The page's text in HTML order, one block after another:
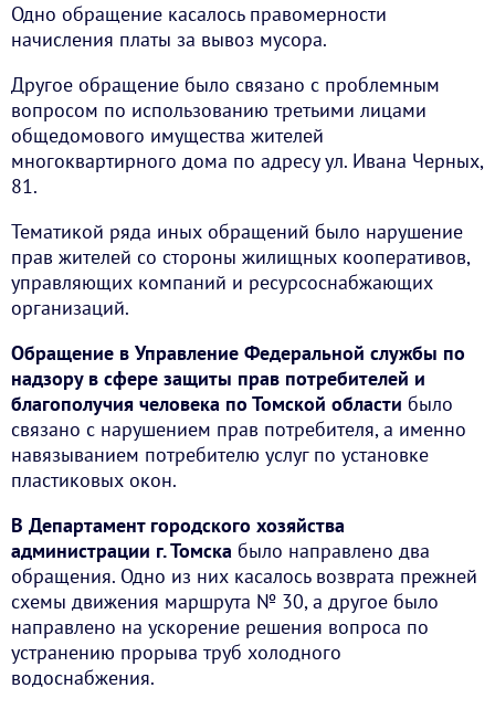
Одно обращение касалось правомерности
начисления платы за вывоз мусора.
Другое обращение было связано с проблемным
вопросом по использованию третьими лицами
общедомового имущества жителей
многоквартирного дома по адресу ул. Ивана Черных,
81.
Тематикой ряда иных обращений было нарушение
прав жителей со стороны жилищных кооперативов,
управляющих компаний и ресурсоснабжающих
организаций.
Обращение в Управление Федеральной службы по
надзору в сфере защиты прав потребителей и
благополучия человека по Томской области было
связано с нарушением прав потребителя, а именно
навязыванием потребителю услуг по установке
пластиковых окон.
В Департамент городского хозяйства
администрации г. Томска было направлено два
обращения. Одно из них касалось возврата прежней
схемы движения маршрута № 30, а другое было
направлено на ускорение решения вопроса по
устранению прорыва труб холодного
водоснабжения.